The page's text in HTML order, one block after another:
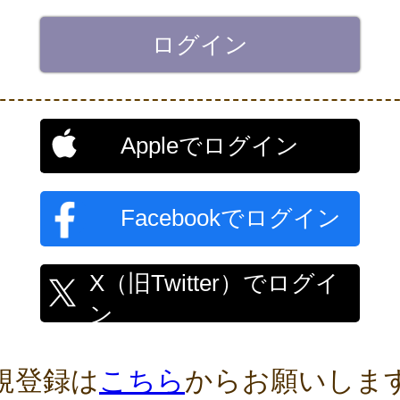
Appleでログイン
Facebookでログイン
X（旧Twitter）でログイ
ン
登録はこちらからお願いしま